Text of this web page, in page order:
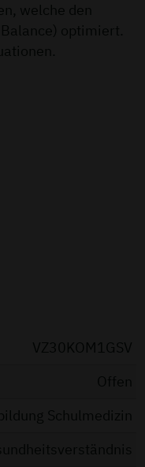
welche den
optimiert.
VZ30KOM1GSV
Schulmedizin